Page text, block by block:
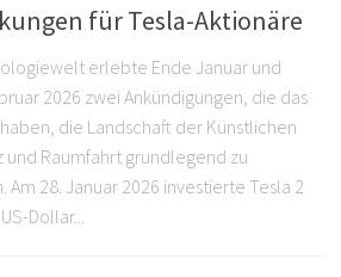
für Tesla-Aktionäre
erlebte Ende Januar und
2026 zwei Ankündigungen, die das
die Landschaft der Künstlichen
und Raumfahrt grundlegend zu
Am 28. Januar 2026 investierte Tesla 2
Dollar...